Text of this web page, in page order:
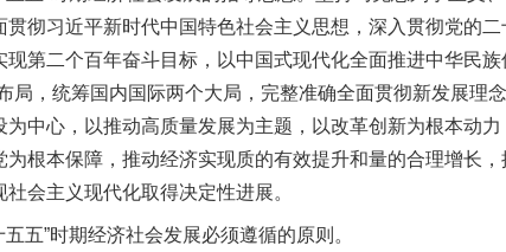
贯彻习近平新时代中国特色社会主义思想，深入贯彻党的
现第二个百年奋斗目标，以中国式现代化全面推进中华民
局，统筹国内国际两个大局，完整准确全面贯彻新发展理
为中心，以推动高质量发展为主题，以改革创新为根本动
为根本保障，推动经济实现质的有效提升和量的合理增长
会主义现代化取得决定性进展。
”时期经济社会发展必须遵循的原则。